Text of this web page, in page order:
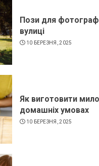
Пози для
вулиці
10 БЕРЕЗНЯ, 2025
Як виготовити
домашніх умовах
10 БЕРЕЗНЯ, 2025